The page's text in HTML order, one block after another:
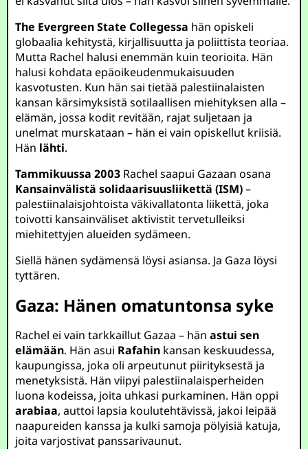
The Evergreen State Collegessa hän opiskeli
globaalia kehitystä, kirjallisuutta ja poliittista teoriaa.
Mutta Rachel halusi enemmän kuin teorioita. Hän
halusi kohdata epäoikeudenmukaisuuden
kasvotusten. Kun hän sai tietää palestiinalaisten
kansan kärsimyksistä sotilaallisen miehityksen alla –
elämän, jossa kodit revitään, rajat suljetaan ja
unelmat murskataan – hän ei vain opiskellut kriisiä.
Hän lähti.
Tammikuussa 2003 Rachel saapui Gazaan osana
Kansainvälistä solidaarisuusliikettä (ISM)–
palestiinalaisjohtoista väkivallatonta liikettä, joka
toivotti kansainväliset aktivistit tervetulleiksi
miehitettyjen alueiden sydämeen.
Siellä hänen sydämensä löysi asiansa. Ja Gaza löysi
tyttären.
Gaza: Hänen omatuntonsa syke
Rachel ei vain tarkkaillut Gazaa – hänastui sen
elämään. Hän asui Rafahin kansan keskuudessa,
kaupungissa, joka oli arpeutunut piirityksestä ja
menetyksistä. Hän viipyi palestiinalaisperheiden
luona kodeissa, joita uhkasi purkaminen. Hän oppi
arabiaa, auttoi lapsia koulutehtävissä, jakoi leipää
naapureiden kanssa ja kulki samoja pölyisiä katuja,
joita varjostivat panssarivaunut.